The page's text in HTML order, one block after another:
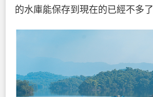
的水庫能保存到現在的已經不多了